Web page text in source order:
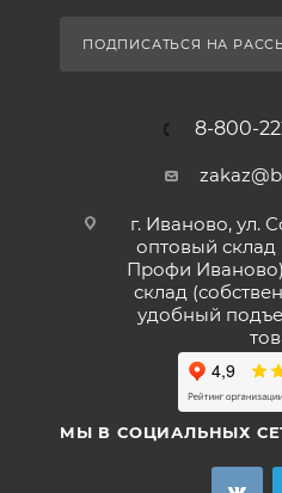
ПОДПИСАТЬСЯ НА
8-800-
г. Иваново, ул.
оптовый склад
Профи
склад
удобный
МЫ В СОЦИАЛЬНЫХ